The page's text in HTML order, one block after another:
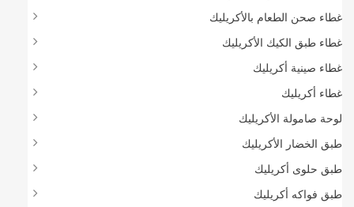
غطاء صحن الطعام بالأكريليك
غطاء طبق الكيك الأكريليك
غطاء صينية أكريليك
غطاء أكريليك
لوحة صامولة الأكريليك
طبق الخضار الأكريليك
طبق حلوى أكريليك
طبق فواكه أكريليك